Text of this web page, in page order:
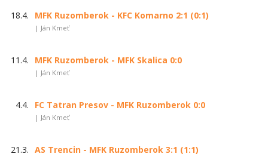
18.4. MFK Ruzomberok - KFC Komarno 2:1 (0:1)
| Ján Kmeť
11.4. MFK Ruzomberok - MFK Skalica 0:0
| Ján Kmeť
4.4. FC Tatran Presov - MFK Ruzomberok 0:0
| Ján Kmeť
21.3. AS Trencin - MFK Ruzomberok 3:1 (1:1)